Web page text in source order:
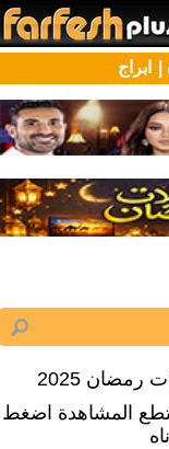
ابراج
المشاهدة اضغط